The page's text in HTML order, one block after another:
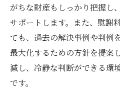
がちな財産もしっかり把握し
サポートします。また、慰謝
ても、過去の解決事例や判例
最大化するための方針を提案
減し、冷静な判断ができる環
です。